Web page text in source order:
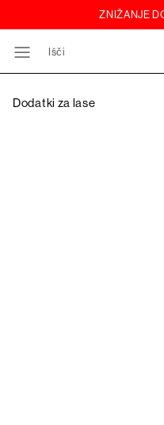
Išči
Dodatki za lase